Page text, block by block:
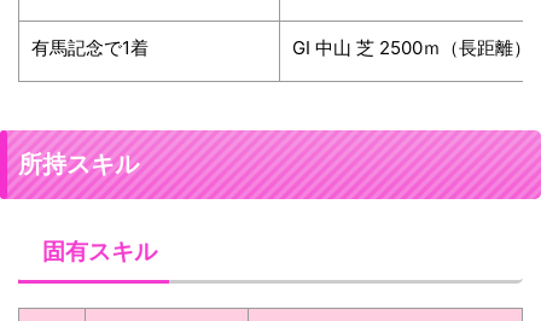
有馬記念で1着 GⅠ 中山 芝 2500ｍ（長距離）
所持スキル
固有スキル